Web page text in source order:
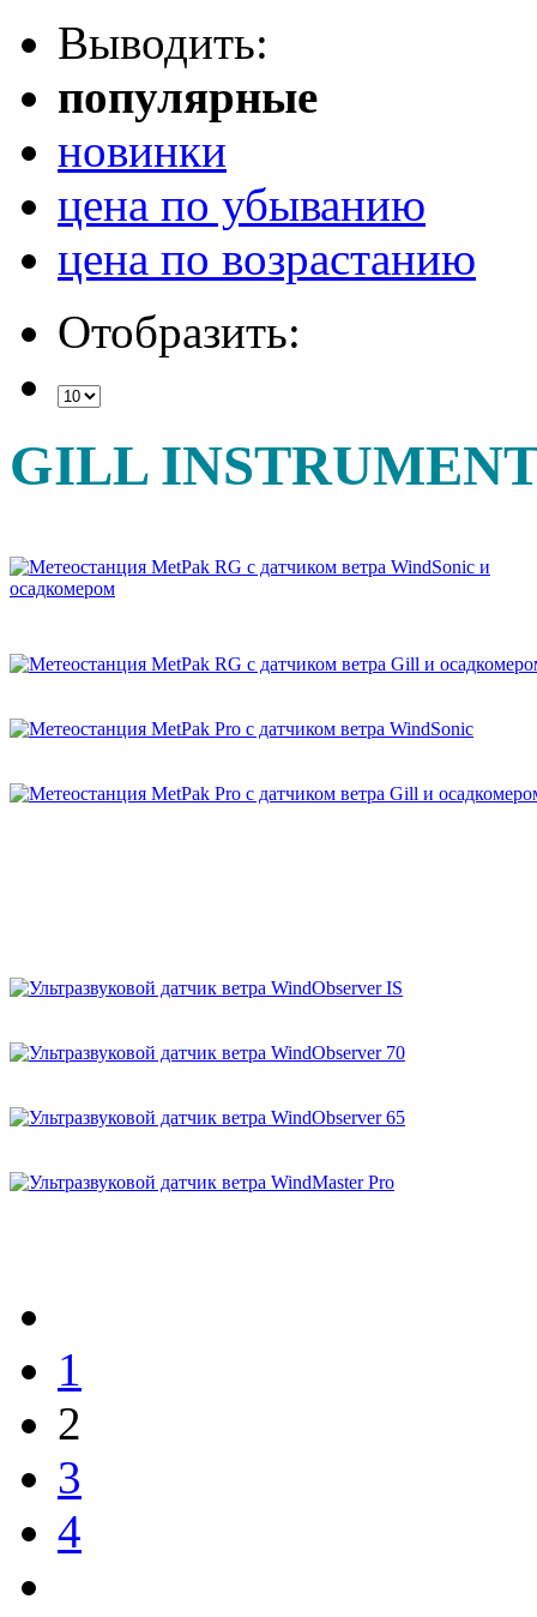
Выводить:
популярные
новинки
цена по убыванию
цена по возрастанию
Отобразить:
GILL
1
2
3
4